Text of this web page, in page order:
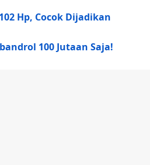
Hp, Cocok Dijadikan
100 Jutaan Saja!